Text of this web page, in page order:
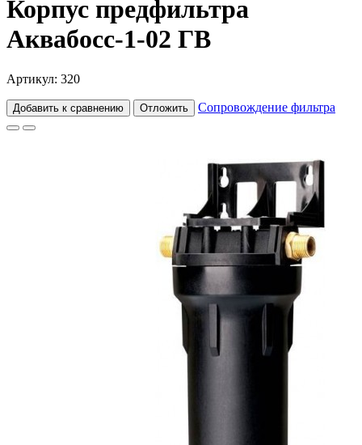
Корпус предфильтра
Аквабосс-1-02 ГВ
Артикул: 320
Добавить к сравнению Отложить Сопровождение фильтра